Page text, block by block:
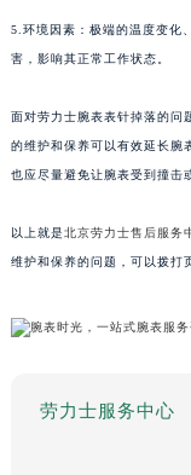
5.环境因素：极端的温度变化
害，影响其正常工作状态。
面对劳力士腕表表针掉落的问
的维护和保养可以有效延长腕
也应尽量避免让腕表受到撞击
以上就是北京劳力士售后服务
维护和保养的问题，可以拨打
劳力士服务中心